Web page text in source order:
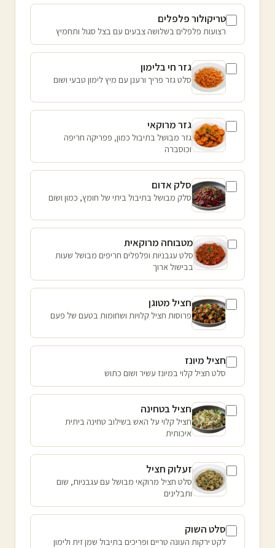
טריקולור פלפלים
רצועות פלפלים בשלושה צבעים עם בצל סגול ותחמיץ
גזר חי בלימון
סלט גזר פריך ורענן עם מיץ לימון טבעי ושום
גזר מרוקאי
גזר מבושל בתיבול כמון, פפריקה חריפה
וכוסברה
סלק אדום
סלק מבושל בתיבול ביתי של חומץ, כמון ושום
מטבוחה מרוקאית
סלט עגבניות ופלפלים חריפים מבושל שעות
בבישול ארוך
חציל מטוגן
פרוסות חציל קלויות ושחומות בטעם של פעם
חציל מיונז
סלט חציל קלוי במיונז עשיר ושום כתוש
חציל בטחינה
חציל קלוי על האש בשילוב טחינה ביתית
איכותית
זעלוק חציל
סלט חציל מרוקאי מבושל עם עגבניות, שום
ותבלינים
סלט השוק
לקט ירקות העונה טריים ופריכים בתיבול שמן זית ולימון